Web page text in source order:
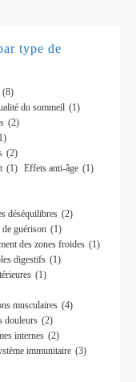
type de
(8)
du sommeil (1)
(2)
(2)
(1) Effets anti-âge (1)
déséquilibres (2)
de guérison (1)
des zones froides (1)
digestifs (1)
(1)
musculaires (4)
douleurs (2)
internes (2)
immunitaire (3)